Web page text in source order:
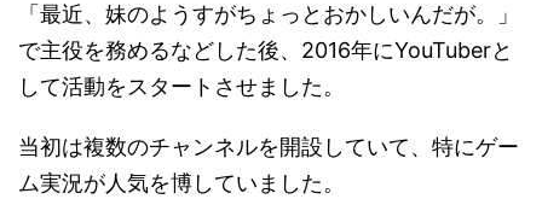
「最近、妹のようすがちょっとおかしいんだが。」
で主役を務めるなどした後、2016年にYouTuberと
して活動をスタートさせました。
当初は複数のチャンネルを開設していて、特にゲー
ム実況が人気を博していました。